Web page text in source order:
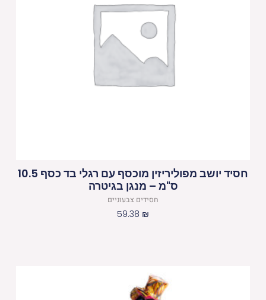
חסיד יושב מפוליריזין מוכסף עם רגלי בד כסף 10.5
ס"מ – מנגן בגיטרה
חסידים צבעוניים
59.38 ₪